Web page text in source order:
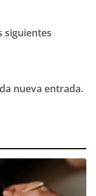
siguientes
nueva entrada.